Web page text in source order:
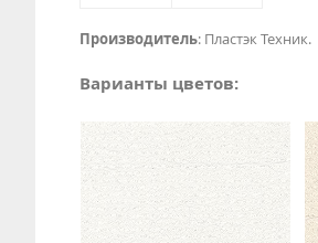
Производитель: Пластэк Техник.
Варианты цветов: